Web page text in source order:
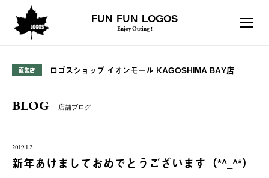
FUN FUN LOGOS
Enjoy Outing !
直営店 ロゴスショップ イオンモール KAGOSHIMA BAY店
BLOG 店舗ブログ
2019.1.2
新年あけましておめでとうございます（*^_^*）